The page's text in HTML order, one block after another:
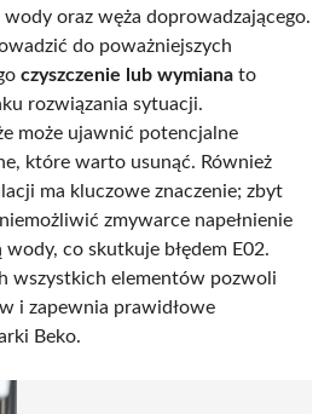
oraz węża doprowadzającego.
do poważniejszych
czyszczenie lub wymiana to
rozwiązania sytuacji.
może ujawnić potencjalne
które warto usunąć. Również
ma kluczowe znaczenie; zbyt
zmywarce napełnienie
co skutkuje błędem E02.
wszystkich elementów pozwoli
i zapewnia prawidłowe
Beko.